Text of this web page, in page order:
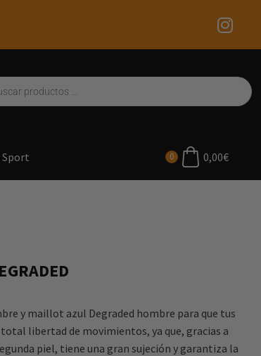
Sport 0 0,00€
y maillot azul Degraded hombre para que tus
libertad de movimientos, ya que, gracias a
piel, tiene una gran sujeción y garantiza la